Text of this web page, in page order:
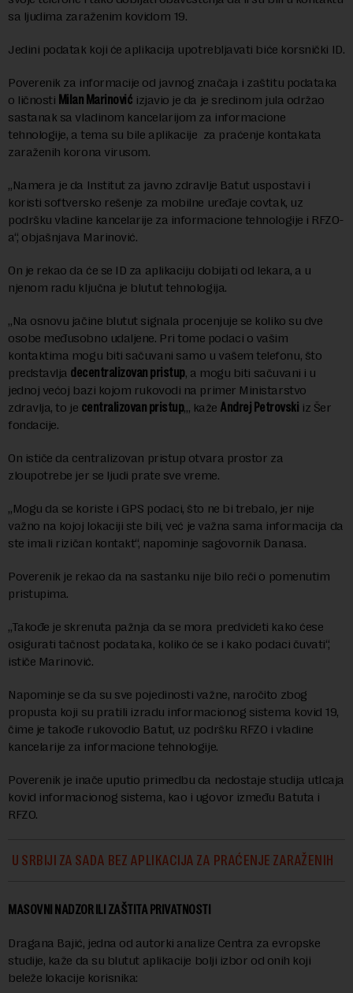
sa ljudima zaraženim kovidom 19.
Jedini podatak koji će aplikacija upotrebljavati biće korsnički ID.
Poverenik za informacije od javnog značaja i zaštitu podataka
o ličnosti Milan Marinović izjavio je da je sredinom jula održao
sastanak sa vladinom kancelarijom za informacione
tehnologije, a tema su bile aplikacije za praćenje kontakata
zaraženih korona virusom.
„Namera je da Institut za javno zdravlje Batut uspostavi i
koristi softversko rešenje za mobilne uređaje covtak, uz
podršku vladine kancelarije za informacione tehnologije i RFZO-
a“, objašnjava Marinović.
On je rekao da će se ID za aplikaciju dobijati od lekara, a u
njenom radu ključna je blutut tehnologija.
„Na osnovu jačine blutut signala procenjuje se koliko su dve
osobe međusobno udaljene. Pri tome podaci o vašim
kontaktima mogu biti sačuvani samo u vašem telefonu, što
predstavlja decentralizovan pristup, a mogu biti sačuvani i u
jednoj većoj bazi kojom rukovodi na primer Ministarstvo
zdravlja, to je centralizovan pristup„, kaže Andrej Petrovski iz Šer
fondacije.
On ističe da centralizovan pristup otvara prostor za
zloupotrebe jer se ljudi prate sve vreme.
„Mogu da se koriste i GPS podaci, što ne bi trebalo, jer nije
važno na kojoj lokaciji ste bili, već je važna sama informacija da
ste imali rizičan kontakt“, napominje sagovornik Danasa.
Poverenik je rekao da na sastanku nije bilo reči o pomenutim
pristupima.
„Takođe je skrenuta pažnja da se mora predvideti kako ćese
osigurati tačnost podataka, koliko će se i kako podaci čuvati“,
ističe Marinović.
Napominje se da su sve pojedinosti važne, naročito zbog
propusta koji su pratili izradu informacionog sistema kovid 19,
čime je takođe rukovodio Batut, uz podršku RFZO i vladine
kancelarije za informacione tehnologije.
Poverenik je inače uputio primedbu da nedostaje studija utIcaja
kovid informacionog sistema, kao i ugovor između Batuta i
RFZO.
U SRBIJI ZA SADA BEZ APLIKACIJA ZA PRAĆENJE ZARAŽENIH
MASOVNI NADZOR ILI ZAŠTITA PRIVATNOSTI
Dragana Bajić, jedna od autorki analize Centra za evropske
studije, kaže da su blutut aplikacije bolji izbor od onih koji
beleže lokacije korisnika: